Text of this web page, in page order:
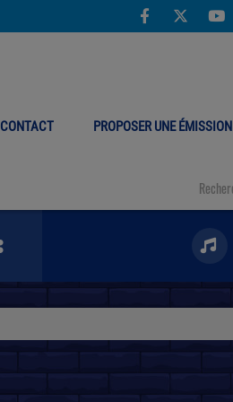
CONTACT PROPOSER UNE ÉMISSION